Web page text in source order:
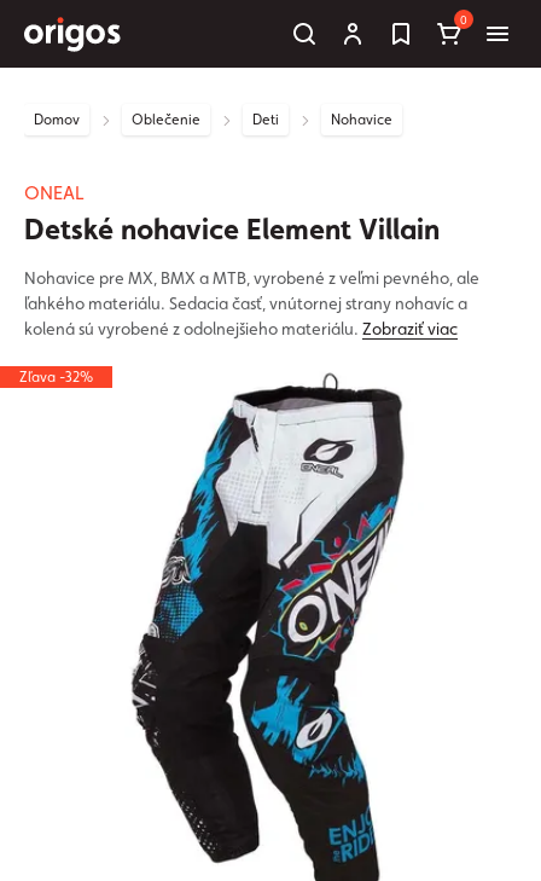
0
Domov Oblečenie Deti Nohavice
ONEAL
Detské nohavice Element Villain
Nohavice pre MX, BMX a MTB, vyrobené z veľmi pevného, ale
ľahkého materiálu. Sedacia časť, vnútornej strany nohavíc a
kolená sú vyrobené z odolnejšieho materiálu. Zobraziť viac
Zľava -32%